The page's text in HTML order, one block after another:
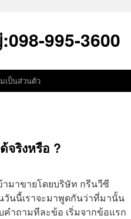
995-3600
เป็นส่วนตัว
จริงหรือ ?
มาขายโดยบริษัท กรีนวีซี
วันนี้เราจะมาพูดกันว่าที่มานั้น
คำถามทีละข้อ เริ่มจากข้อแรก